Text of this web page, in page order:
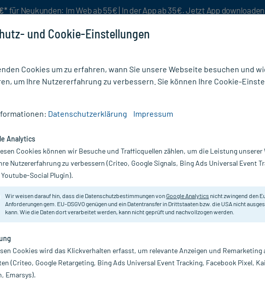
für Neukunden: Im Web ab 55€ | In der App ab 35€. Jetzt App downloaden
Nur für kurze Zeit:Gratis-Versand* ab 19€ Mindestbestellwert!
Speick
Natürlich pflegend mit Auszügen
PZN:
Hersteller:
und Cookie-Einstellungen
Cookies um zu erfahren, wann Sie unsere Webseite besuchen und
um Ihre Nutzererfahrung zu verbessern. Sie können Ihre Cookie-
Datenschutzerklärung Impressum
Analytics
Cookies können wir Besuche und Trafficquellen zählen, um die Leistung unserer
Nutzererfahrung zu verbessern (Criteo, Google Signals, Bing Ads Universal Event
Youtube-Social Plugin).
Wir weisen darauf hin, dass die Datenschutzbestimmungen vonGoogle Analytics nicht zwingend den
Anforderungen gem. EU-DSGVO genügen und ein Datentransfer in Drittstaaten bzw. die USA nicht
kann. Wie die Daten dort verarbeitet werden, kann nicht geprüft und nachvollzogen werden.
Cookies wird das Klickverhalten erfasst, um relevante Anzeigen und Remarketing
(Criteo, Google Retargeting, Bing Ads Universal Event Tracking, Facebook Pixel,
Emarsys).